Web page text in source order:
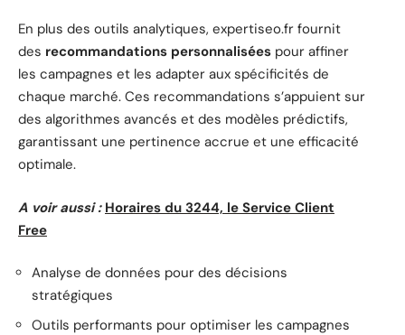
En plus des outils analytiques, expertiseo.fr fournit
des recommandations personnalisées pour affiner
les campagnes et les adapter aux spécificités de
chaque marché. Ces recommandations s’appuient sur
des algorithmes avancés et des modèles prédictifs,
garantissant une pertinence accrue et une efficacité
optimale.
A voir aussi : Horaires du 3244, le Service Client
Free
Analyse de données pour des décisions
stratégiques
Outils performants pour optimiser les campagnes